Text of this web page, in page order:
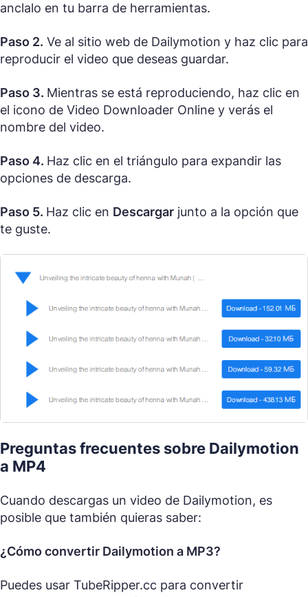
anclalo en tu barra de herramientas.
Paso 2. Ve al sitio web de Dailymotion y haz clic para
reproducir el video que deseas guardar.
Paso 3. Mientras se está reproduciendo, haz clic en
el icono de Video Downloader Online y verás el
nombre del video.
Paso 4. Haz clic en el triángulo para expandir las
opciones de descarga.
Paso 5. Haz clic en Descargar junto a la opción que
te guste.
Preguntas frecuentes sobre Dailymotion
a MP4
Cuando descargas un video de Dailymotion, es
posible que también quieras saber:
¿Cómo convertir Dailymotion a MP3?
Puedes usar TubeRipper.cc para convertir